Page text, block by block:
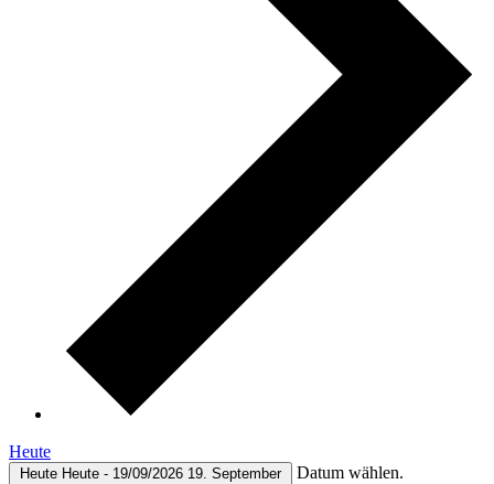
Heute
Heute Heute - 19/09/2026 19. September Datum wählen.